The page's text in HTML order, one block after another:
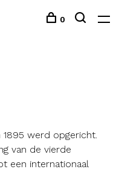
0
werd opgericht.
van de vierde
een internationaal